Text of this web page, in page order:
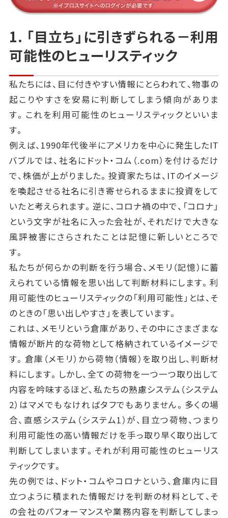
1. 「目立ち」に引きずられる－利用
可能性のヒューリスティック
私たちには、目に付きやすい情報にとらわれて、物事の
起こりやすさを安易に判断してしまう傾向がありま
す。これを利用可能性のヒューリスティックといいま
す。
例えば、1990年代後半にアメリカを中心に発生したIT
バブルでは、社名にドット・コム（.com）を付けるだけ
で、株価が上がりました。投資家たちは、ITのイメージ
を喚起させる社名に引き寄せられるままに投資をして
いたと考えられます。逆に、コロナ禍の中で、「コロナ」
という文字が社名に入った会社が、それだけで大きな
風評被害にさらされたことは記憶に新しいところで
す。
私たちが何らかの判断を行う場合、メモリ（記憶）に蓄
えられている情報を思い出して判断材料にします。利
用可能性のヒューリスティックの「利用可能性」とは、そ
のときの「思い出しやすさ」を表しています。
これは、メモリという倉庫があり、その中にさまざまな
情報が断片的な荷物として格納されているイメージで
す。倉庫（メモリ）から荷物（情報）を取り出し、判断材
料にします。しかし、全ての荷物を一つ一つ取り出して
内容を吟味するほど、私たちの熟慮システム（システム
2）はマメでもなければタフでもありません。多くの場
合、直感システム（システム1）が、目立つ荷物、つまり
利用可能性の高い情報だけを手っ取り早く取り出して
判断してしまいます。それが利用可能性のヒューリス
ティックです。
先の例では、ドット・コムやコロナという、倉庫内に目
立つように積まれた情報だけを判断の材料として、そ
の会社のパフォーマンスや業務内容を判断してしまっ